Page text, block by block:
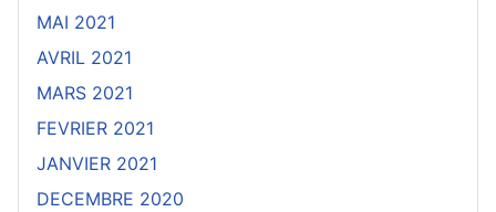
MAI 2021
AVRIL 2021
MARS 2021
FEVRIER 2021
JANVIER 2021
DECEMBRE 2020